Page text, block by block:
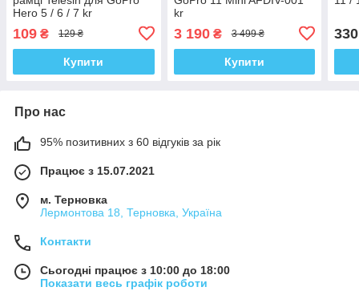
Hero 5 / 6 / 7 kr
109 ₴ 129 ₴
Купити
kr
3 190₴ 3 499 ₴
Купити
330
Про нас
95% позитивних з 60 відгуків за рік
Працює з 15.07.2021
м. Терновка
Лермонтова 18, Терновка, Україна
Контакти
Сьогодні працює з 10:00 до 18:00
Показати весь графік роботи